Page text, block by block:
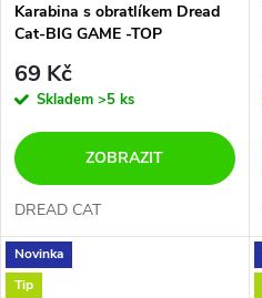
Karabina s obratlíkem Dread
Cat-BIG GAME -TOP
69 Kč
Skladem >5 ks
ZOBRAZIT
DREAD CAT
Novinka
Tip